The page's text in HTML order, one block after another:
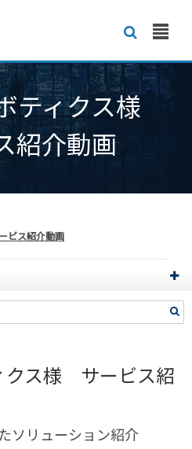
ティクス様
紹介動画
ビス紹介動画
クス様 サービス紹
ソリューション紹介